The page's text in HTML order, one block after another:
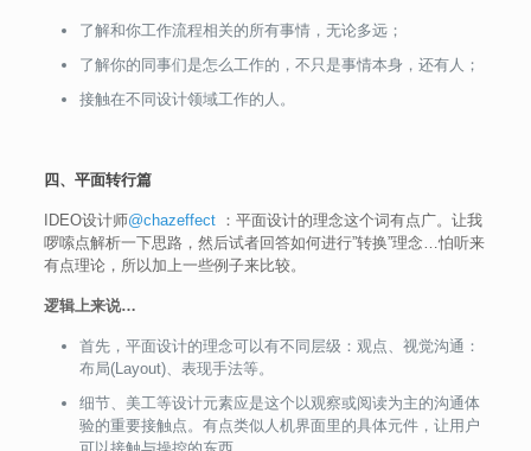
了解和你工作流程相关的所有事情，无论多远；
了解你的同事们是怎么工作的，不只是事情本身，还有人；
接触在不同设计领域工作的人。
四、平面转行篇
IDEO设计师@chazeffect：平面设计的理念这个词有点广。让我
啰嗦点解析一下思路，然后试者回答如何进行”转换”理念…怕听来
有点理论，所以加上一些例子来比较。
逻辑上来说…
首先，平面设计的理念可以有不同层级：观点、视觉沟通：
布局(Layout)、表现手法等。
细节、美工等设计元素应是这个以观察或阅读为主的沟通体
验的重要接触点。有点类似人机界面里的具体元件，让用户